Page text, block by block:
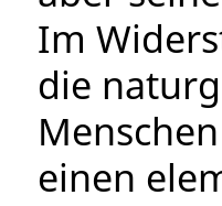
Im
die
einen